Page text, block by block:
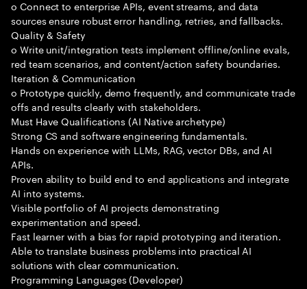
o Connect to enterprise APIs, event streams, and data
sources ensure robust error handling, retries, and fallbacks.
Quality & Safety
o Write unit/integration tests implement offline/online evals,
red team scenarios, and content/action safety boundaries.
Iteration & Communication
o Prototype quickly, demo frequently, and communicate trade
offs and results clearly with stakeholders.
Must Have Qualifications (AI Native archetype)
Strong CS and software engineering fundamentals.
Hands on experience with LLMs, RAG, vector DBs, and AI
APIs.
Proven ability to build end to end applications and integrate
AI into systems.
Visible portfolio of AI projects demonstrating
experimentation and speed.
Fast learner with a bias for rapid prototyping and iteration.
Able to translate business problems into practical AI
solutions with clear communication.
Programming Languages (Developer)